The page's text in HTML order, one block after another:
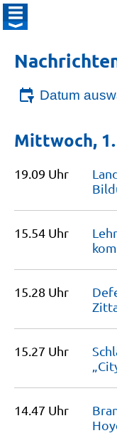
Datum
Mittwoch,
19.09 Uhr
15.54 Uhr
15.28 Uhr
15.27 Uhr
14.47 Uhr